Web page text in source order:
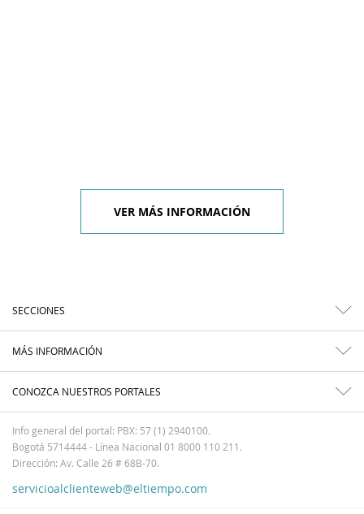
VER MÁS INFORMACIÓN
SECCIONES
MÁS INFORMACIÓN
CONOZCA NUESTROS PORTALES
Info general del portal: PBX: 57 (1) 2940100.
Bogotá 5714444 - Línea Nacional 01 8000 110 211.
Dirección: Av. Calle 26 # 68B-70.
servicioalclienteweb@eltiempo.com